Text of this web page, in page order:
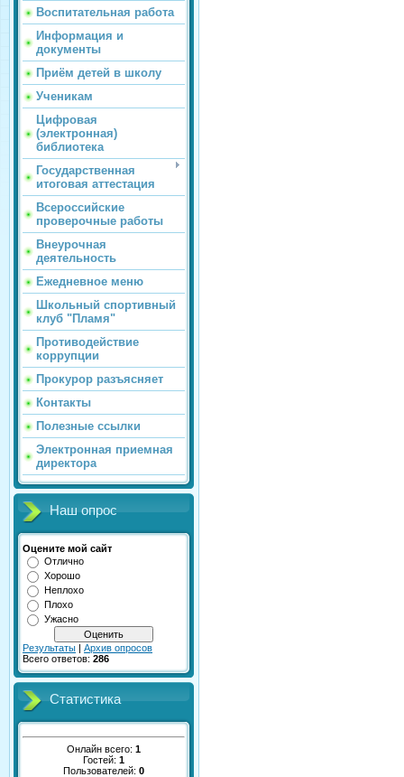
Воспитательная работа
Информация и
документы
Приём детей в школу
Ученикам
Цифровая
(электронная)
библиотека
Государственная
итоговая аттестация
Всероссийские
проверочные работы
Внеурочная
деятельность
Ежедневное меню
Школьный спортивный
клуб "Пламя"
Противодействие
коррупции
Прокурор разъясняет
Контакты
Полезные ссылки
Электронная приемная
директора
Наш опрос
Оцените мой сайт
Отлично
Хорошо
Неплохо
Плохо
Ужасно
Результаты | Архив опросов
Всего ответов: 286
Статистика
Онлайн всего: 1
Гостей: 1
Пользователей: 0